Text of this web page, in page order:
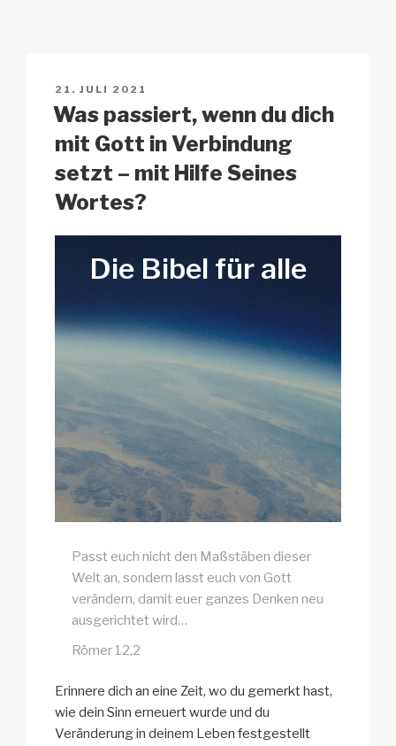
n
k
o
k
p
at
VERÖFFENTLICHT
AM
21. JULI 2021
Was passiert, wenn du dich
mit Gott in Verbindung
setzt – mit Hilfe Seines
Wortes?
Die Bibel für alle
Passt euch nicht den Maßstäben dieser
Welt an, sondern lasst euch von Gott
verändern, damit euer ganzes Denken neu
ausgerichtet wird…
Römer 12,2
Erinnere dich an eine Zeit, wo du gemerkt hast,
wie dein Sinn erneuert wurde und du
Veränderung in deinem Leben festgestellt